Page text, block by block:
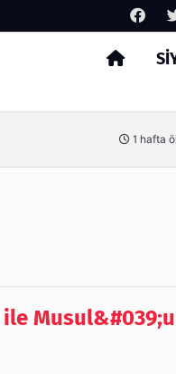
1 hafta
Musul&#039;u